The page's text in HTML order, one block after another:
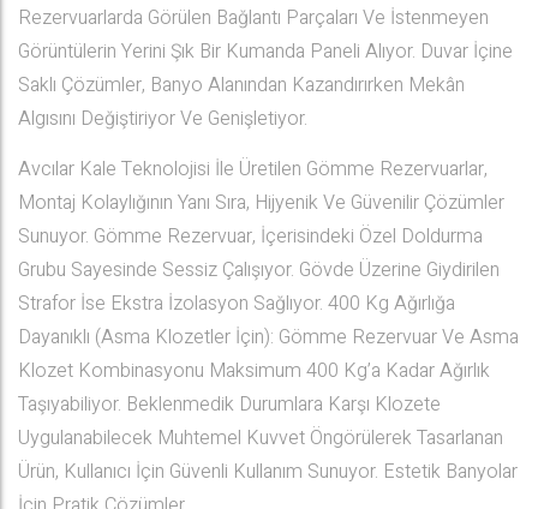
Rezervuarlarda Görülen Bağlantı Parçaları Ve İstenmeyen
Görüntülerin Yerini Şık Bir Kumanda Paneli Alıyor. Duvar İçine
Saklı Çözümler, Banyo Alanından Kazandırırken Mekân
Algısını Değiştiriyor Ve Genişletiyor.
Avcılar Kale Teknolojisi İle Üretilen Gömme Rezervuarlar,
Montaj Kolaylığının Yanı Sıra, Hijyenik Ve Güvenilir Çözümler
Sunuyor. Gömme Rezervuar, İçerisindeki Özel Doldurma
Grubu Sayesinde Sessiz Çalışıyor. Gövde Üzerine Giydirilen
Strafor İse Ekstra İzolasyon Sağlıyor. 400 Kg Ağırlığa
Dayanıklı (Asma Klozetler İçin): Gömme Rezervuar Ve Asma
Klozet Kombinasyonu Maksimum 400 Kg’a Kadar Ağırlık
Taşıyabiliyor. Beklenmedik Durumlara Karşı Klozete
Uygulanabilecek Muhtemel Kuvvet Öngörülerek Tasarlanan
Ürün, Kullanıcı İçin Güvenli Kullanım Sunuyor. Estetik Banyolar